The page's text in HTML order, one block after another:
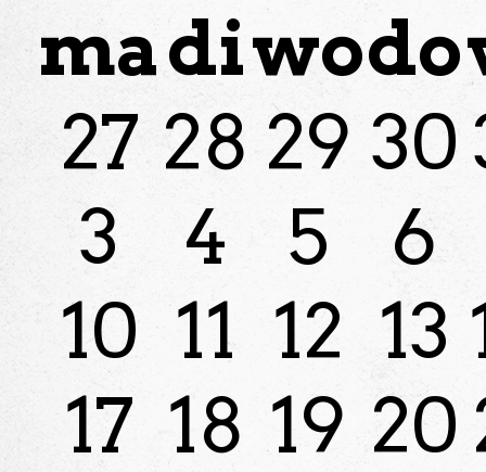
madiwodo
27 28 29 30
3
4 5
6
10 11 12 13
17 18 19 20